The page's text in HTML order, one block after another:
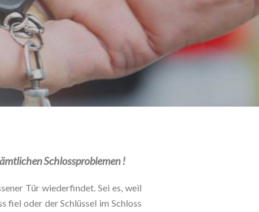
Schlossproblemen !
Tür wiederfindet. Sei es, weil
fiel oder der Schlüssel im Schloss